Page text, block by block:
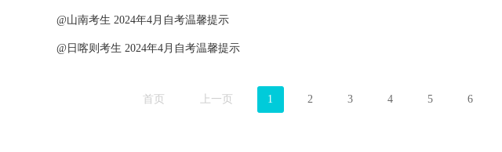
@山南考生 2024年4月自考温馨提示
@日喀则考生 2024年4月自考温馨提示
首页 上一页 1 2 3 4 5 6